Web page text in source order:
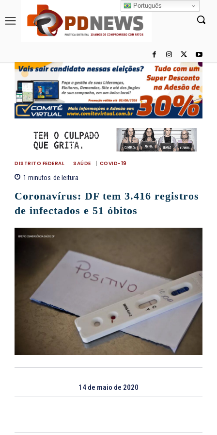
DISTRITO FEDERAL SAÚDE COVID-19
1 minutos de leitura
Coronavírus: DF tem 3.416 registros
de infectados e 51 óbitos
14 de maio de 2020
Português